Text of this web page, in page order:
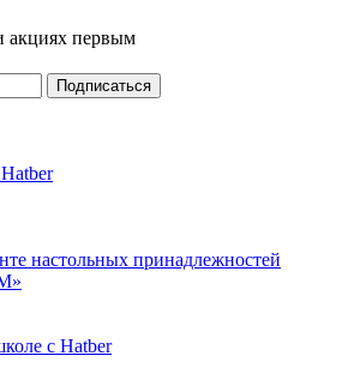
акциях первым
настольных принадлежностей
с Hatber